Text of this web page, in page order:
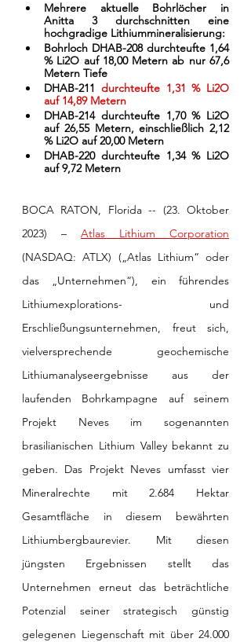
Mehrere aktuelle Bohrlöcher in
Anitta 3 durchschnitten eine
hochgradige Lithiummineralisierung:
Bohrloch DHAB-208 durchteufte 1,64
% Li2O auf 18,00 Metern ab nur 67,6
Metern Tiefe
DHAB-211 durchteufte 1,31 % Li2O
auf 14,89 Metern
DHAB-214 durchteufte 1,70 % Li2O
auf 26,55 Metern, einschließlich 2,12
% Li2O auf 20,00 Metern
DHAB-220 durchteufte 1,34 % Li2O
auf 9,72 Metern
BOCA RATON, Florida -- (23. Oktober
2023) – Atlas Lithium Corporation
(NASDAQ: ATLX) („Atlas Lithium“ oder
das „Unternehmen“), ein führendes
Lithiumexplorations- und
Erschließungsunternehmen, freut sich,
vielversprechende geochemische
Lithiumanalyseergebnisse aus der
laufenden Bohrkampagne auf seinem
Projekt Neves im sogenannten
brasilianischen Lithium Valley bekannt zu
geben. Das Projekt Neves umfasst vier
Mineralrechte mit 2.684 Hektar
Gesamtfläche in diesem bewährten
Lithiumbergbaurevier. Mit diesen
jüngsten Ergebnissen stellt das
Unternehmen erneut das beträchtliche
Potenzial seiner strategisch günstig
gelegenen Liegenschaft mit über 24.000